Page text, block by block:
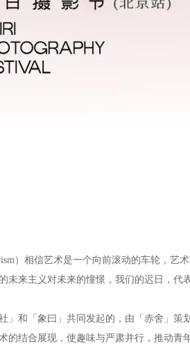
）相信艺术是一个向前滚动的车轮，艺
未来主义对未来的憧憬，我们的迟日，代
」和「象曰」共同发起的，由「赤舍」
的结合展现，使趣味与严肃并行，推动